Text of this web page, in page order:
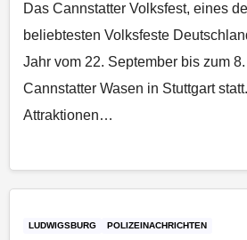
Das Cannstatter Volksfest, eines
beliebtesten Volksfeste
Jahr vom 22. September bis zum
Cannstatter Wasen in Stuttgart
Attraktionen…
LUDWIGSBURG POLIZEINACHRICHTEN